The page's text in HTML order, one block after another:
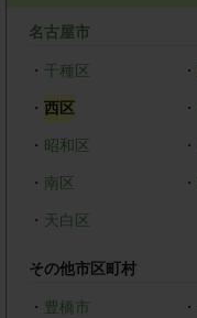
名古屋市
・ 千種区 ・
・ 西区 ・
・ 昭和区 ・
・ 南区 ・
・ 天白区
その他市区町村
・ 豊橋市 ・